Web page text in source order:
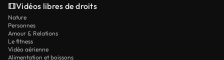
Vidéos libres de droits
Nature
Personnes
Amour & Relations
Le fitness
Vidéo aérienne
Alimentation et boissons